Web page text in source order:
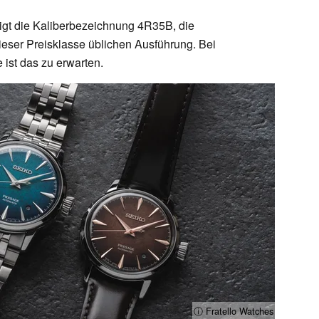
die Kaliberbezeichnung 4R35B, die
Preisklasse üblichen Ausführung. Bei
das zu erwarten.
ⓘ Fratello Watches